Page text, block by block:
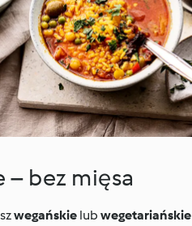
– bez mięsa
wegańskie lub wegetariańskie